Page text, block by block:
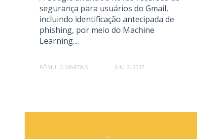
segurança para usuários do Gmail,
incluindo identificação antecipada de
phishing, por meio do Machine
Learning....
RÔMULO MARTINS JUN. 2, 2017